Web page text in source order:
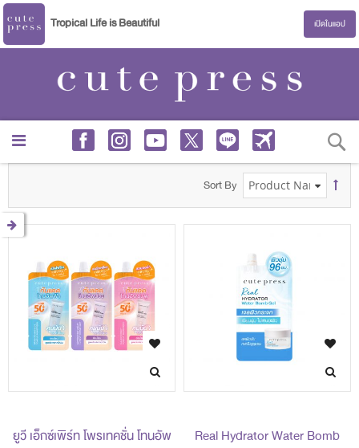
Tropical Life is Beautiful เปิดในแอป
Sort By
ยูวี เอ็กซ์เพิร์ท โพรเทคชั่น โทนอัพ
Real Hydrator Water Bomb